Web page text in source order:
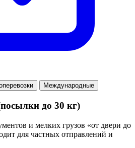
Международные
до 30 кг)
и мелких грузов «от двери до
для частных отправлений и